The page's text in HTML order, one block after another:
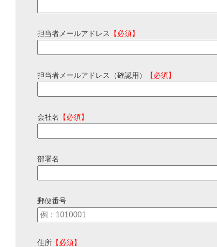
担当者メールアドレス 【必須】
担当者メールアドレス（確認用） 【必須】
会社名 【必須】
部署名
郵便番号
住所 【必須】